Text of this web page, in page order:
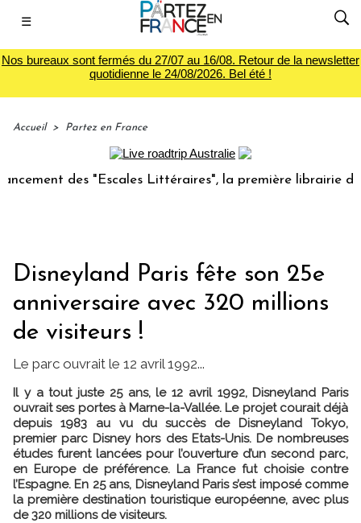
☰
Nos bureaux sont fermés du 27/07 au 16/08. Retour de la newsletter
quotidienne le 24/08/2026. Bel été !
Accueil > Partez en France
des "Escales Littéraires", la première librairie du
Disneyland Paris fête son 25e
anniversaire avec 320 millions
de visiteurs !
Le parc ouvrait le 12 avril 1992...
Il y a tout juste 25 ans, le 12 avril 1992, Disneyland Paris
ouvrait ses portes à Marne-la-Vallée. Le projet courait déjà
depuis 1983 au vu du succès de Disneyland Tokyo,
premier parc Disney hors des Etats-Unis. De nombreuses
études furent lancées pour l’ouverture d’un second parc,
en Europe de préférence. La France fut choisie contre
l’Espagne. En 25 ans, Disneyland Paris s’est imposé comme
la première destination touristique européenne, avec plus
de 320 millions de visiteurs.